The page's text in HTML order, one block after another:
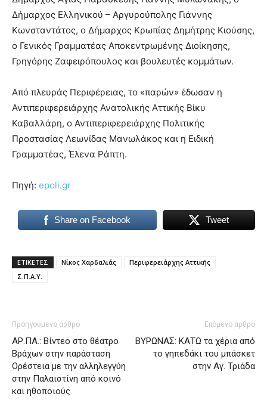
Δήμαρχος Ελληνικού – Αργυρούπολης Γιάννης
Κωνσταντάτος, ο Δήμαρχος Κρωπίας Δημήτρης Κιούσης,
ο Γενικός Γραμματέας Αποκεντρωμένης Διοίκησης,
Γρηγόρης Ζαφειρόπουλος και βουλευτές κομμάτων.
Από πλευράς Περιφέρειας, το «παρών» έδωσαν η
Αντιπεριφερειάρχης Ανατολικής Αττικής Βίκυ
Καβαλλάρη, ο Αντιπεριφερειάρχης Πολιτικής
Προστασίας Λεωνίδας Μανωλάκος και η Ειδική
Γραμματέας, Έλενα Ράπτη.
Πηγή: epoli.gr
Share on Facebook Tweet
ΕΤΙΚΕΤΕΣ Νίκος Χαρδαλιάς
Περιφερειάρχης Αττικής
Σ.Π.Α.Υ.
Προηγούμενο άρθρο
ΑΡ.ΠΑ.: Βίντεο στο θέατρο
Βράχων στην παράσταση
Ορέστεια με την αλληλεγγύη
στην Παλαιστίνη από κοινό
και ηθοποιούς
Επόμενο άρθρο
ΒΥΡΩΝΑΣ: ΚΑΤΩ τα χέρια από
το γηπεδάκι του μπάσκετ
στην Αγ. Τριάδα